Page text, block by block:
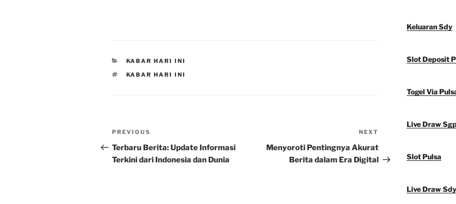
CATEGORIES
KABAR HARI INI
TAGS
KABAR HARI INI
Post
navigation
Previous
Post
PREVIOUS
Terbaru Berita: Update Informasi
Terkini dari Indonesia dan Dunia
Post
NEXT
Menyoroti Pentingnya Akurat
Berita dalam Era Digital
Keluaran Sdy
Slot Deposit
Togel Via
Live Draw
Slot Pulsa
Live Draw Sdy